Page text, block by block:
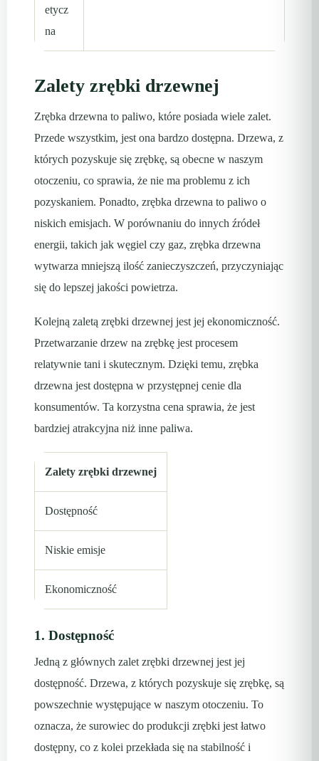
etycz
na
Zalety zrębki drzewnej
Zrębka drzewna to paliwo, które posiada wiele zalet.
Przede wszystkim, jest ona bardzo dostępna. Drzewa, z
których pozyskuje się zrębkę, są obecne w naszym
otoczeniu, co sprawia, że nie ma problemu z ich
pozyskaniem. Ponadto, zrębka drzewna to paliwo o
niskich emisjach. W porównaniu do innych źródeł
energii, takich jak węgiel czy gaz, zrębka drzewna
wytwarza mniejszą ilość zanieczyszczeń, przyczyniając
się do lepszej jakości powietrza.
Kolejną zaletą zrębki drzewnej jest jej ekonomiczność.
Przetwarzanie drzew na zrębkę jest procesem
relatywnie tani i skutecznym. Dzięki temu, zrębka
drzewna jest dostępna w przystępnej cenie dla
konsumentów. Ta korzystna cena sprawia, że jest
bardziej atrakcyjna niż inne paliwa.
Zalety zrębki drzewnej
Dostępność
Niskie emisje
Ekonomiczność
1. Dostępność
Jedną z głównych zalet zrębki drzewnej jest jej
dostępność. Drzewa, z których pozyskuje się zrębkę, są
powszechnie występujące w naszym otoczeniu. To
oznacza, że surowiec do produkcji zrębki jest łatwo
dostępny, co z kolei przekłada się na stabilność i